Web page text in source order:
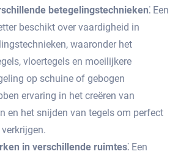
betegelingstechnieken⁚ Een
beschikt over vaardigheid in
waaronder het
vloertegels en moeilijkere
op schuine of gebogen
ervaring in het creëren van
en het snijden van tegels om perfect
in verschillende ruimtes⁚ Een